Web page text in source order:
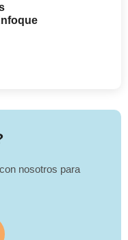
nosotros para